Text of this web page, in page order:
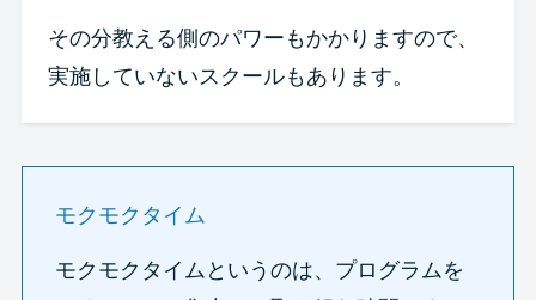
その分教える側のパワーもかかりますので、
実施していないスクールもあります。
モクモクタイム
モクモクタイムというのは、プログラムを